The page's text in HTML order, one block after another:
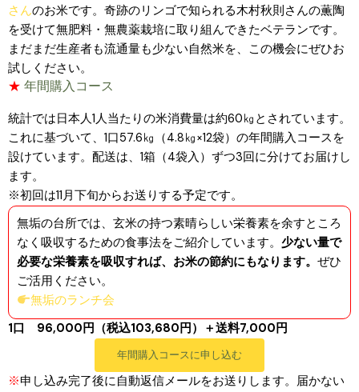
さんのお米です。奇跡のリンゴで知られる木村秋則さんの薫陶
を受けて無肥料・無農薬栽培に取り組んできたベテランです。
まだまだ生産者も流通量も少ない自然米を、この機会にぜひお
試しください。
★ 年間購入コース
統計では日本人1人当たりの米消費量は約60㎏とされています。
これに基づいて、1口57.6㎏（4.8㎏×12袋）の年間購入コースを
設けています。配送は、1箱（4袋入）ずつ3回に分けてお届けし
ます。
※初回は11月下旬からお送りする予定です。
無垢の台所では、玄米の持つ素晴らしい栄養素を余すところ
なく吸収するための食事法をご紹介しています。 少ない量で
必要な栄養素を吸収すれば、お米の節約にもなります。 ぜひ
ご活用ください。
無垢のランチ会
1口 96,000円（税込103,680円）＋送料7,000円
年間購入コースに申し込む
※申し込み完了後に自動返信メールをお送りします。届かない